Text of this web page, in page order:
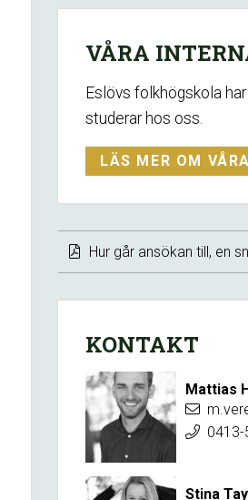
VÅRA
Eslövs folkhögskola
studerar hos oss.
LÄS MER OM
Hur går ansökan till, en
KONTAKT
Mattias
Stina